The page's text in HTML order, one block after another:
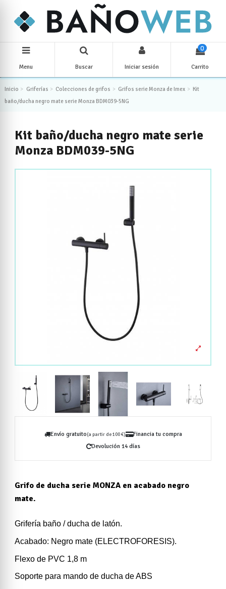
Menu Buscar Iniciar sesión
0
Carrito
Inicio Griferías Colecciones de grifos Grifos serie Monza de Imex
Kit
baño/ducha negro mate serie Monza BDM039-5NG
Kit baño/ducha negro mate serie
Monza BDM039-5NG
Envío gratuito(a partir de 100 €)
Financia tu compra
Devolución 14 días
Grifo de ducha serie MONZA en acabado negro
mate.
Grifería baño / ducha de latón.
Acabado: Negro mate (ELECTROFORESIS).
Flexo de PVC 1,8 m
Soporte para mando de ducha de ABS